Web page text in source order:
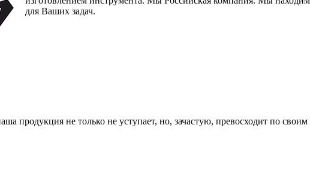
для Ваших задач.
продукция не только не уступает, но, зачастую, превосходит по